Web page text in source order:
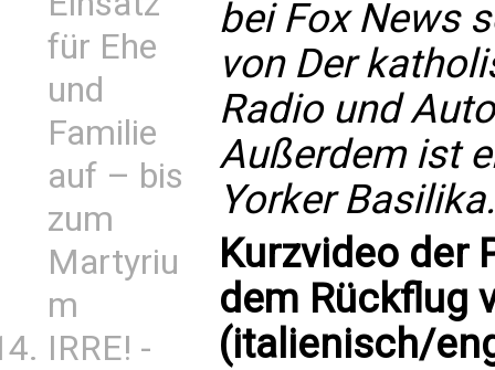
für Ehe
und
Familie
auf – bis
zum
Martyriu
m
IRRE! -
bei Fox
von Der
Radio und
Außerdem ist
Yorker Basilika.
Kurzvideo der
dem Rückflug
(italienisch/